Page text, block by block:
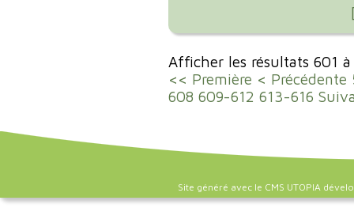
Afficher les résultats 601
<< Première < Précédente
608 609-612 613-616
Site généré avec le CMS UTOPIA